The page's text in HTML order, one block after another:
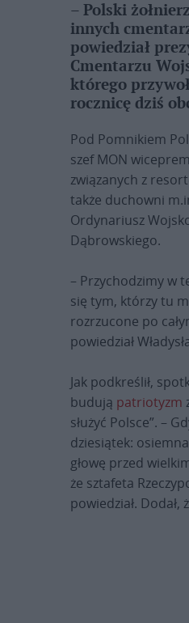
– Polski
innych
powiedział
Cmentarzu
którego
rocznicę dziś
Pod Pomnikiem
szef MON
związanych z
także duchowni
Ordynariusz
Dąbrowskiego.
– Przychodzimy w
się tym, którzy tu
rozrzucone po
powiedział
Jak podkreślił,
budują patriotyzm
służyć Polsce”. –
dziesiątek:
głowę przed
że sztafeta
powiedział.